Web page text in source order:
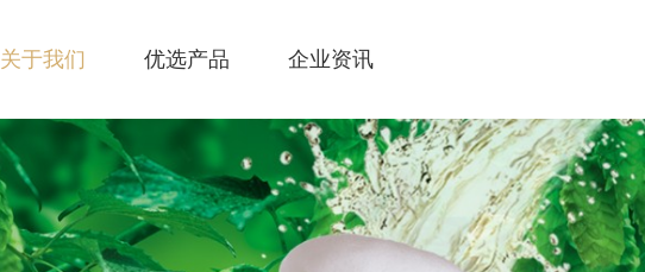
关于我们 优选产品 企业资讯